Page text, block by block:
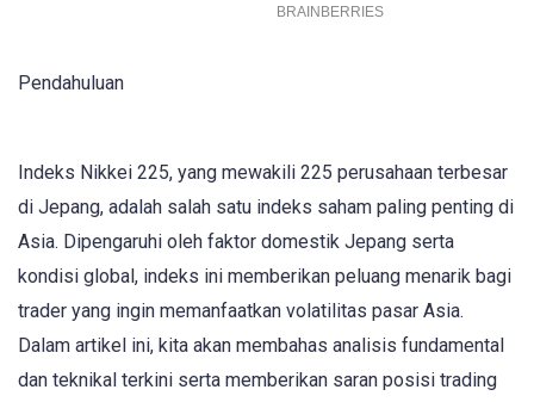
Pendahuluan
Indeks Nikkei 225, yang mewakili 225 perusahaan terbesar
di Jepang, adalah salah satu indeks saham paling penting di
Asia. Dipengaruhi oleh faktor domestik Jepang serta
kondisi global, indeks ini memberikan peluang menarik bagi
trader yang ingin memanfaatkan volatilitas pasar Asia.
Dalam artikel ini, kita akan membahas analisis fundamental
dan teknikal terkini serta memberikan saran posisi trading